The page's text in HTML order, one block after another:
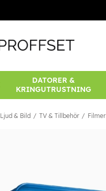
DATORER &
KRINGUTRUSTNING
Ljud & Bild TV & Tillbehör Filmer